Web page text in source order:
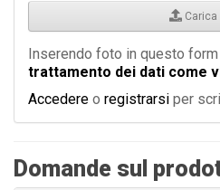
Carica
Inserendo foto in questo
trattamento dei dati come
Accedere o registrarsi per
Domande sul